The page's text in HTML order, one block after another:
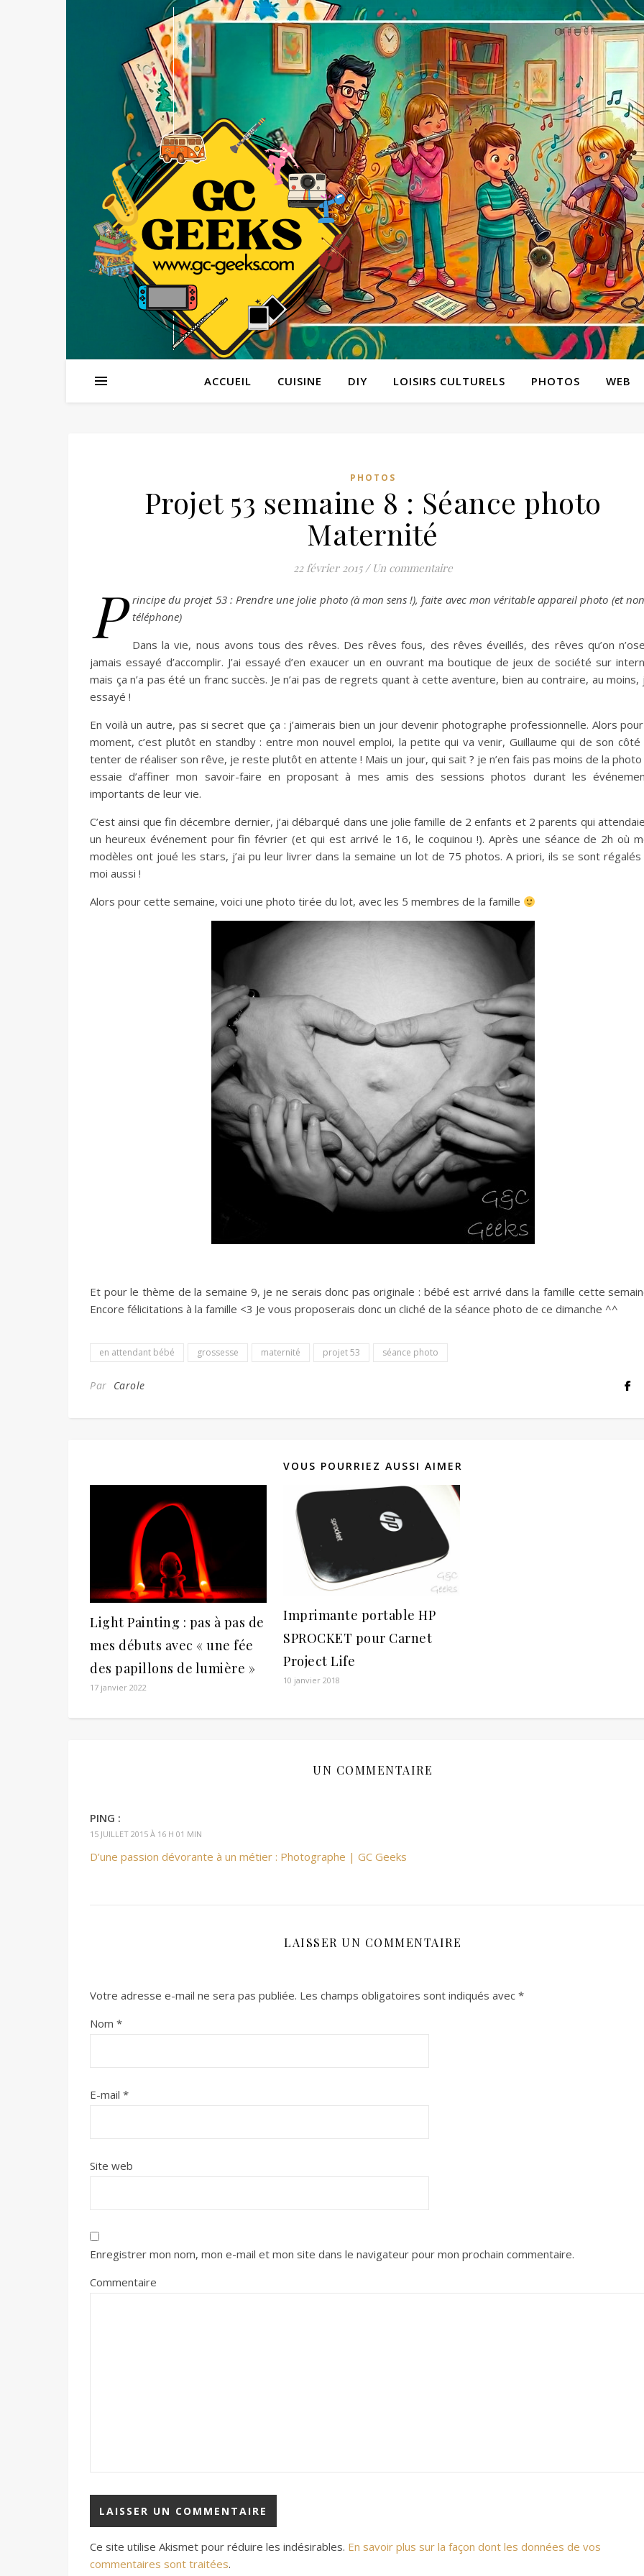
ACCUEIL CUISINE DIY LOISIRS CULTURELS PHOTOS WEB
PHOTOS
Projet 53 semaine 8 : Séance photo
Maternité
22 février 2015 / Un commentaire
P rincipe du projet 53 : Prendre une jolie photo (à mon sens !), faite avec mon véritable appareil photo (et
téléphone)
Dans la vie, nous avons tous des rêves. Des rêves fous, des rêves éveillés, des rêves qu’on
jamais essayé d’accomplir. J’ai essayé d’en exaucer un en ouvrant ma boutique de jeux de société sur
mais ça n’a pas été un franc succès. Je n’ai pas de regrets quant à cette aventure, bien au contraire, au moins,
essayé !
En voilà un autre, pas si secret que ça : j’aimerais bien un jour devenir photographe professionnelle. Alors
moment, c’est plutôt en standby : entre mon nouvel emploi, la petite qui va venir, Guillaume qui de son côté
tenter de réaliser son rêve, je reste plutôt en attente ! Mais un jour, qui sait ? je n’en fais pas moins de la
essaie d’affiner mon savoir-faire en proposant à mes amis des sessions photos durant les
importants de leur vie.
C’est ainsi que fin décembre dernier, j’ai débarqué dans une jolie famille de 2 enfants et 2 parents qui
un heureux événement pour fin février (et qui est arrivé le 16, le coquinou !). Après une séance de 2h où
modèles ont joué les stars, j’ai pu leur livrer dans la semaine un lot de 75 photos. A priori, ils se sont
moi aussi !
Alors pour cette semaine, voici une photo tirée du lot, avec les 5 membres de la famille
Et pour le thème de la semaine 9, je ne serais donc pas originale : bébé est arrivé dans la famille cette
Encore félicitations à la famille <3 Je vous proposerais donc un cliché de la séance photo de ce dimanche ^^
en attendant bébé grossesse maternité projet 53 séance photo
Par Carole
VOUS POURRIEZ AUSSI AIMER
Light Painting : pas à pas de
mes débuts avec « une fée
des papillons de lumière »
17 janvier 2022
Imprimante portable HP
SPROCKET pour Carnet
Project Life
10 janvier 2018
UN COMMENTAIRE
PING :
15 JUILLET 2015 À 16 H 01 MIN
D’une passion dévorante à un métier : Photographe | GC Geeks
LAISSER UN COMMENTAIRE
Votre adresse e-mail ne sera pas publiée. Les champs obligatoires sont indiqués avec *
Nom *
E-mail *
Site web
Enregistrer mon nom, mon e-mail et mon site dans le navigateur pour mon prochain commentaire.
Commentaire
Ce site utilise Akismet pour réduire les indésirables. En savoir plus sur la façon dont les données de vos
commentaires sont traitées.